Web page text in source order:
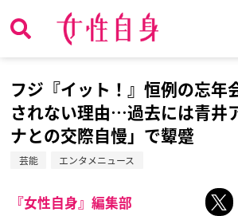
フジ『イット！』恒例の忘年
されない理由…過去には青井
ナとの交際自慢」で顰蹙
芸能 エンタメニュース
『女性自身』編集部